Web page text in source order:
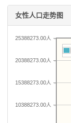
女性人口走势图
10388273.00人
15388273.00人
20388273.00人
25388273.00人